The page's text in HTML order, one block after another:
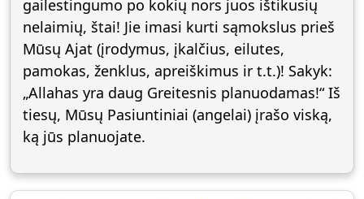
gailestingumo po kokių nors juos ištikusių
nelaimių, štai! Jie imasi kurti sąmokslus prieš
Mūsų Ajat (įrodymus, įkalčius, eilutes,
pamokas, ženklus, apreiškimus ir t.t.)! Sakyk:
„Allahas yra daug Greitesnis planuodamas!“ Iš
tiesų, Mūsų Pasiuntiniai (angelai) įrašo viską,
ką jūs planuojate.